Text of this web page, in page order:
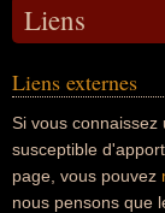
Liens
Liens externes
Si vous
susceptible
page, vous pouvez
nous pensons que